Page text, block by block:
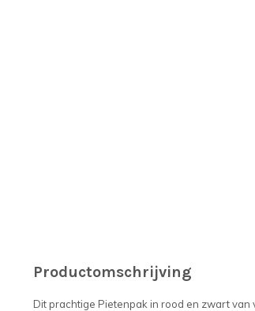
Productomschrijving
Dit prachtige Pietenpak in rood en zwart